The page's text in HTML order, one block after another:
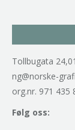
Tollbugata
ng@norske-
org.nr. 971 435
Følg oss: